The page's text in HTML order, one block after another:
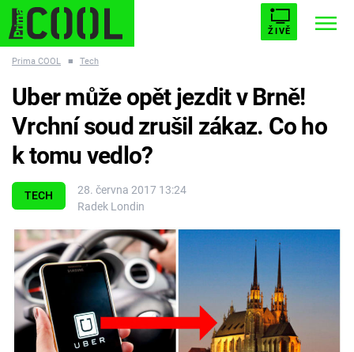
ŽIVĚ
ESCAPE PLNEJ KOTEL AVENGERS 5
Témata
Filmy
Seriály
Hry
Prima COOL ■ Tech
TECH
28. června 2017 13:24
Radek Londin
Uber může opět jezdit v Brně!
Vrchní soud zrušil zákaz. Co ho
k tomu vedlo?